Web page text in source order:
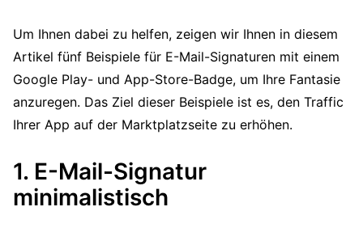
Um Ihnen dabei zu helfen, zeigen wir Ihnen in diesem
Artikel fünf Beispiele für E-Mail-Signaturen mit einem
Google Play- und App-Store-Badge, um Ihre Fantasie
anzuregen. Das Ziel dieser Beispiele ist es, den Traffic
Ihrer App auf der Marktplatzseite zu erhöhen.
1. E-Mail-Signatur
minimalistisch